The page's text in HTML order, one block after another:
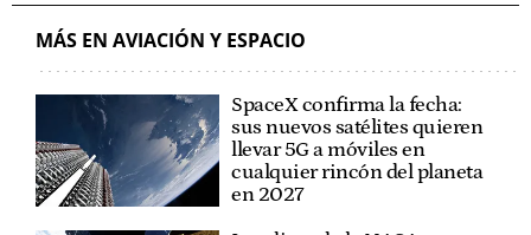
MÁS EN AVIACIÓN Y ESPACIO
SpaceX confirma la fecha:
sus nuevos satélites quieren
llevar 5G a móviles en
cualquier rincón del planeta
en 2027